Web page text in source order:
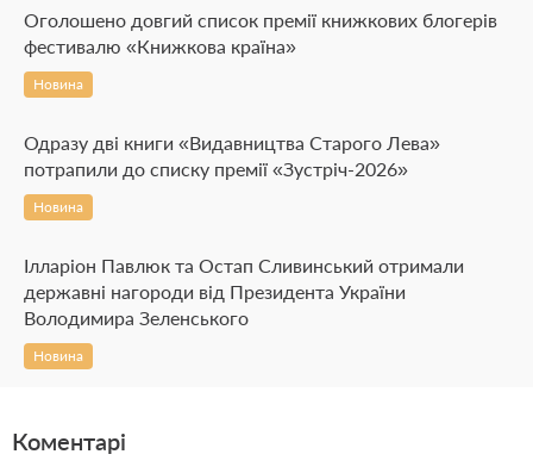
Оголошено довгий список премії книжкових блогерів
фестивалю «Книжкова країна»
Новина
Одразу дві книги «Видавництва Старого Лева»
потрапили до списку премії «Зустріч-2026»
Новина
Ілларіон Павлюк та Остап Сливинський отримали
державні нагороди від Президента України
Володимира Зеленського
Новина
Коментарі